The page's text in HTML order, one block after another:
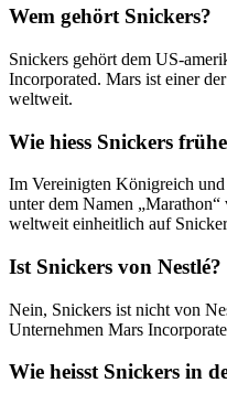
Köstlichkeiten mit ihrem
Snickers Drink
unvergleichlichen Erdnuss-
einer praktischen
sich eine ganze Portion
Schokolade und Erdnüssen
und Weise: Der Snickers
Wer bereits beim Frühstück,
Geschmack von Snickers
Crunchy Brotaufstrich». Die
intensiven Karamellnote. Ein
Semmeli, Weggli und ganz
Wem gehört Snickers?
Snickers gehört dem US-
Incorporated. Mars ist einer
weltweit.
Wie hiess Snickers
Im Vereinigten Königreich
unter dem Namen
weltweit einheitlich auf
Ist Snickers von Nestlé?
Nein, Snickers ist nicht von
Unternehmen Mars
Wie heisst Snickers in